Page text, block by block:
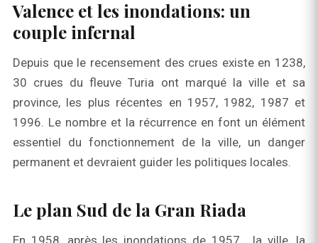
Valence et les inondations: un
couple infernal
Depuis que le recensement des crues existe en 1238,
30 crues du fleuve Turia ont marqué la ville et sa
province, les plus récentes en 1957, 1982, 1987 et
1996. Le nombre et la récurrence en font un élément
essentiel du fonctionnement de la ville, un danger
permanent et devraient guider les politiques locales.
Le plan Sud de la Gran Riada
En 1958, après les inondations de 1957, la ville, la